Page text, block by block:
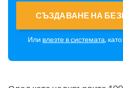
СЪЗДАВАНЕ НА
Или влезте в системата,